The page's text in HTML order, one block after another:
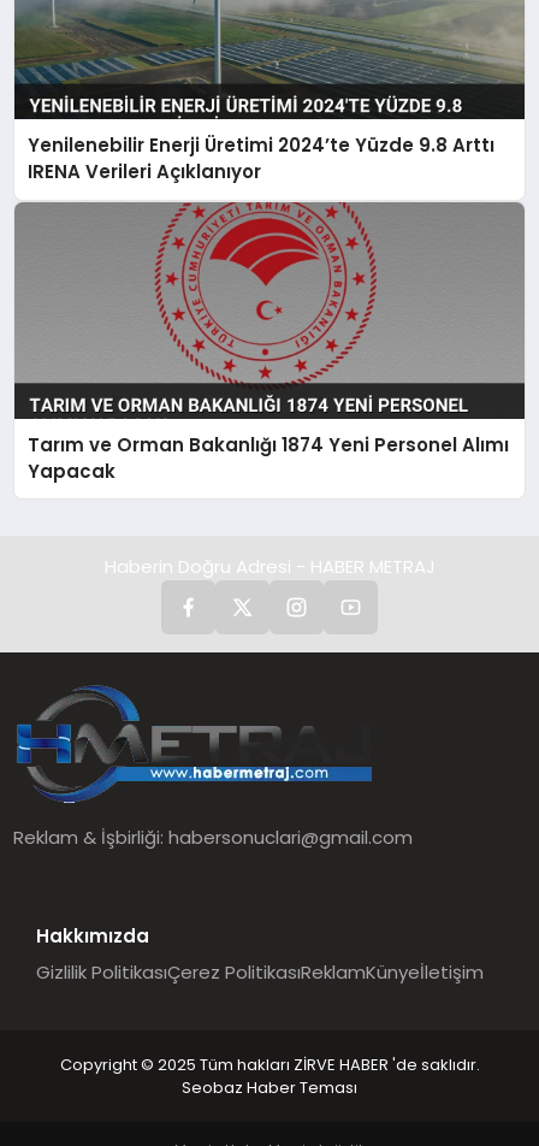
Yenilenebilir Enerji Üretimi 2024’te Yüzde 9.8 Arttı
IRENA Verileri Açıklanıyor
Tarım ve Orman Bakanlığı 1874 Yeni Personel Alımı
Yapacak
Haberin Doğru Adresi - HABER METRAJ
Reklam & İşbirliği:habersonuclari@gmail.com
Hakkımızda
Gizlilik PolitikasıÇerez PolitikasıReklamKünyeİletişim
Copyright © 2025 Tüm hakları ZİRVE HABER 'de saklıdır.
Seobaz Haber Teması